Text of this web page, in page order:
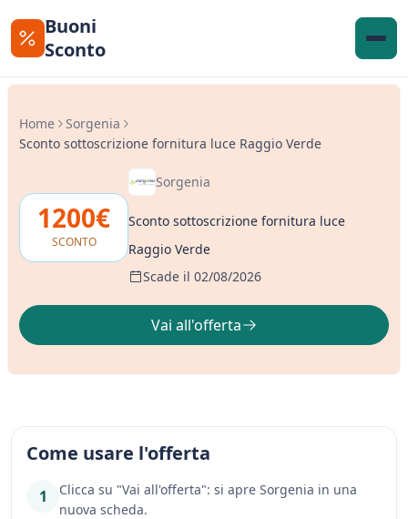
Buoni
Sconto
Home
Sorgenia
Sconto sottoscrizione fornitura luce Raggio Verde
1200€
SCONTO
Sorgenia
Sconto sottoscrizione fornitura luce
Raggio Verde
Scade il 02/08/2026
Vai all'offerta
Come usare l'offerta
1
Clicca su "Vai all'offerta": si apre Sorgenia in una
nuova scheda.